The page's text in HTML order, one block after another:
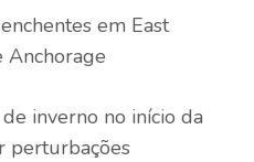
em East
Anchorage
inverno no início da
perturbações